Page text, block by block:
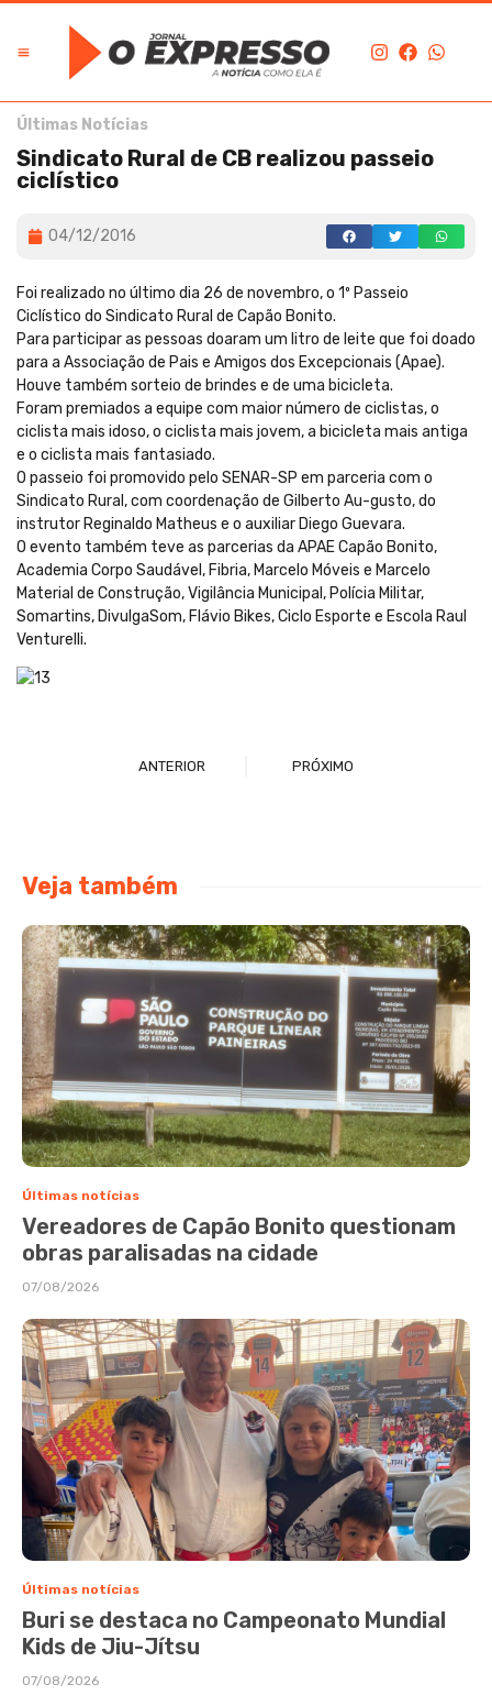
Últimas Notícias
Sindicato Rural de CB realizou passeio
ciclístico
04/12/2016
Foi realizado no último dia 26 de novembro, o 1º Passeio
Ciclístico do Sindicato Rural de Capão Bonito.
Para participar as pessoas doaram um litro de leite que foi doado
para a Associação de Pais e Amigos dos Excepcionais (Apae).
Houve também sorteio de brindes e de uma bicicleta.
Foram premiados a equipe com maior número de ciclistas, o
ciclista mais idoso, o ciclista mais jovem, a bicicleta mais antiga
e o ciclista mais fantasiado.
O passeio foi promovido pelo SENAR-SP em parceria com o
Sindicato Rural, com coordenação de Gilberto Au-gusto, do
instrutor Reginaldo Matheus e o auxiliar Diego Guevara.
O evento também teve as parcerias da APAE Capão Bonito,
Academia Corpo Saudável, Fibria, Marcelo Móveis e Marcelo
Material de Construção, Vigilância Municipal, Polícia Militar,
Somartins, DivulgaSom, Flávio Bikes, Ciclo Esporte e Escola Raul
Venturelli.
ANTERIOR PRÓXIMO
Veja também
Últimas notícias
Vereadores de Capão Bonito questionam
obras paralisadas na cidade
07/08/2026
Últimas notícias
Buri se destaca no Campeonato Mundial
Kids de Jiu-Jítsu
07/08/2026